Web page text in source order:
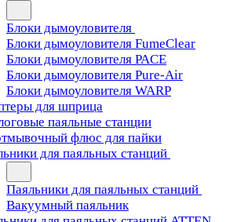
Блоки дымоуловителя
Блоки дымоуловителя FumeClear
Блоки дымоуловителя PACE
Блоки дымоуловителя Pure-Air
Блоки дымоуловителя WARP
для шприца
паяльные станции
флюс для пайки
для паяльных станций
Паяльники для паяльных станций
Вакуумный паяльник